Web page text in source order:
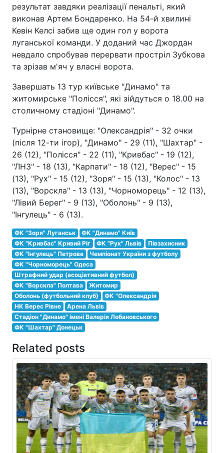
результат завдяки реалізації пенальті, який
виконав Артем Бондаренко. На 54-й хвилині
Кевін Келсі забив ще один гол у ворота
луганської команди. У доданий час Джордан
невдало спробував перервати простріл Зубкова
та зрізав м'яч у власні ворота.
Завершать 13 тур київське "Динамо" та
житомирське "Полісся", які зійдуться о 18.00 на
столичному стадіоні "Динамо".
Турнірне становище: "Олександрія" - 32 очки
(після 12-ти ігор), "Динамо" - 29 (11), "Шахтар" -
26 (12), "Полісся" - 22 (11), "Кривбас" - 19 (12),
"ЛНЗ" - 18 (13), "Карпати" - 18 (12), "Верес" - 15
(13), "Рух" - 15 (12), "Зоря" - 15 (13), "Колос" - 13
(13), "Ворскла" - 13 (13), "Чорноморець" - 12 (13),
"Лівий Берег" - 9 (13), "Оболонь" - 9 (13),
"Інгулець" - 6 (13).
ФК "Зоря" Луганськ
ФК "Динамо" Київ
ФК "Кривбас" Кривий Ріг
ФК "Рух" Львів
Півзахисник
ФК "Інгулець" Петрове
Чемпіонат України з футболу
ФК "Чорноморець" Одеса
Штрафний удар (асоціативний футбол)
ФК "Ворскла" Полтава
Житомир
Оболонь (футбольний клуб)
ФК "Олександрія
НК Верес Рівне
Арена Львів
Стадіон "Динамо" імені Валерія Лобановського
ФК "Шахтар" Донецьк
Related posts